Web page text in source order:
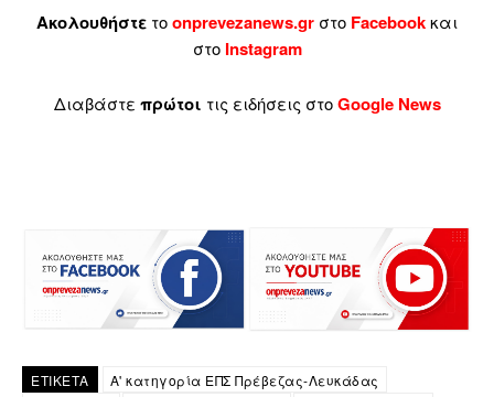
Ακολουθήστε τοonprevezanews.gr στο Facebookκαι
στο Instagram
Διαβάστε πρώτοι τις ειδήσεις στοGoogle News
ΕΤΙΚΕΤΑ
Α' κατηγορία ΕΠΣ Πρέβεζας-Λευκάδας